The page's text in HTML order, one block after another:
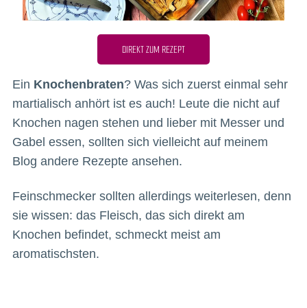
DIREKT ZUM REZEPT
Ein Knochenbraten? Was sich zuerst einmal sehr
martialisch anhört ist es auch! Leute die nicht auf
Knochen nagen stehen und lieber mit Messer und
Gabel essen, sollten sich vielleicht auf meinem
Blog andere Rezepte ansehen.
Feinschmecker sollten allerdings weiterlesen, denn
sie wissen: das Fleisch, das sich direkt am
Knochen befindet, schmeckt meist am
aromatischsten.